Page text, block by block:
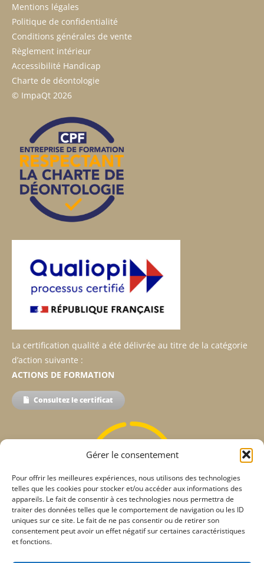
Gérer le consentement
Pour offrir les meilleures expériences, nous utilisons des technologies
telles que les cookies pour stocker et/ou accéder aux informations des
appareils. Le fait de consentir à ces technologies nous permettra de
traiter des données telles que le comportement de navigation ou les ID
uniques sur ce site. Le fait de ne pas consentir ou de retirer son
consentement peut avoir un effet négatif sur certaines caractéristiques
et fonctions.
Mentions légales
Politique de confidentialité
Conditions générales de vente
Règlement intérieur
Accessibilité Handicap
Charte de déontologie
© ImpaQt 2026
La certification qualité a été délivrée au titre de la catégorie
d’action suivante :
ACTIONS DE FORMATION
Consultez le certificat
98%
Taux de satisfaction